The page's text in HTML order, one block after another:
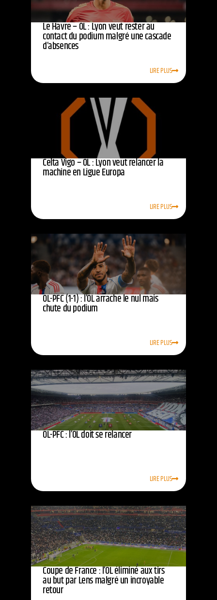
Le Havre – OL : Lyon veut rester au
contact du podium malgré une cascade
d’absences
LIRE PLUS
Celta Vigo – OL : Lyon veut relancer la
machine en Ligue Europa
LIRE PLUS
OL-PFC (1-1) : l’OL arrache le nul mais
chute du podium
LIRE PLUS
OL-PFC : l’OL doit se relancer
LIRE PLUS
Coupe de France : l’OL éliminé aux tirs
au but par Lens malgré un incroyable
retour